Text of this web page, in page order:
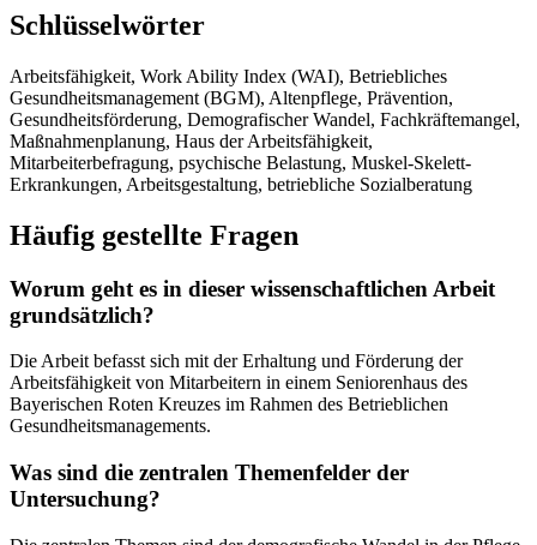
Schlüsselwörter
Arbeitsfähigkeit, Work Ability Index (WAI), Betriebliches
Gesundheitsmanagement (BGM), Altenpflege, Prävention,
Gesundheitsförderung, Demografischer Wandel, Fachkräftemangel,
Maßnahmenplanung, Haus der Arbeitsfähigkeit,
Mitarbeiterbefragung, psychische Belastung, Muskel-Skelett-
Erkrankungen, Arbeitsgestaltung, betriebliche Sozialberatung
Häufig gestellte Fragen
Worum geht es in dieser wissenschaftlichen Arbeit
grundsätzlich?
Die Arbeit befasst sich mit der Erhaltung und Förderung der
Arbeitsfähigkeit von Mitarbeitern in einem Seniorenhaus des
Bayerischen Roten Kreuzes im Rahmen des Betrieblichen
Gesundheitsmanagements.
Was sind die zentralen Themenfelder der
Untersuchung?